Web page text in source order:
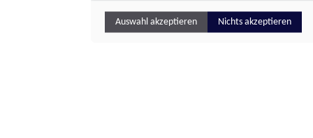
Auswahl akzeptieren Nichts akzeptieren